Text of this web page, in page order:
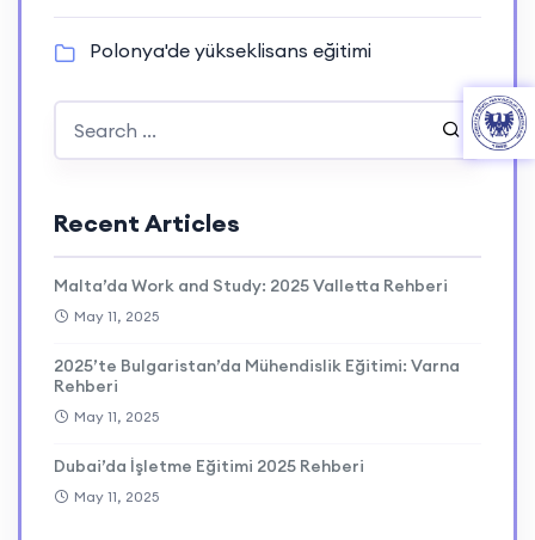
Polonya'de yükseklisans eğitimi
Recent Articles
Malta’da Work and Study: 2025 Valletta Rehberi
May 11, 2025
2025’te Bulgaristan’da Mühendislik Eğitimi: Varna
Rehberi
May 11, 2025
Dubai’da İşletme Eğitimi 2025 Rehberi
May 11, 2025